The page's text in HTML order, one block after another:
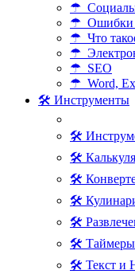
☂
☂ Ошибки -
☂ Что
☂
☂ SEO
☂ Word,
🛠 Инструменты
🛠
🛠
🛠
🛠
🛠
🛠 Таймеры
🛠 Текст и